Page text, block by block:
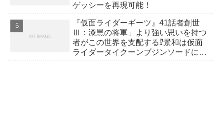
ゲッシーを再現可能！
『仮面ライダーギーツ』41話者創世
Ⅲ：漆黒の将軍」より強い思いを持つ
者がこの世界を支配する⁉景和は仮面
ライダータイクーンブジンソードに変